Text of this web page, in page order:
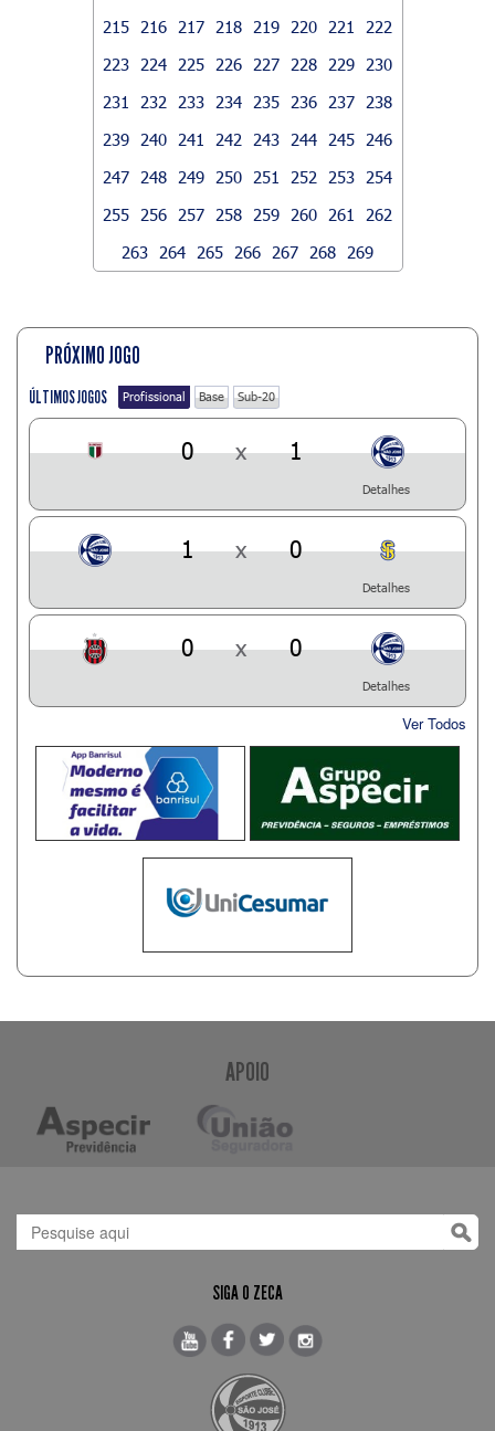
215
216 217 218 219 220 221
222
223
224 225 226 227 228 229
230
231
232 233 234 235 236 237
238
239
240 241 242 243 244 245
246
247
248 249 250 251 252 253
254
255
256 257 258 259 260 261
262
263
264 265 266 267 268 269
PRÓXIMO JOGO
ÚLTIMOS JOGOS Profissional Base Sub-20
0 x 1
Detalhes
1 x 0
Detalhes
0 x 0
Detalhes
Ver Todos
APOIO
SIGA O ZECA